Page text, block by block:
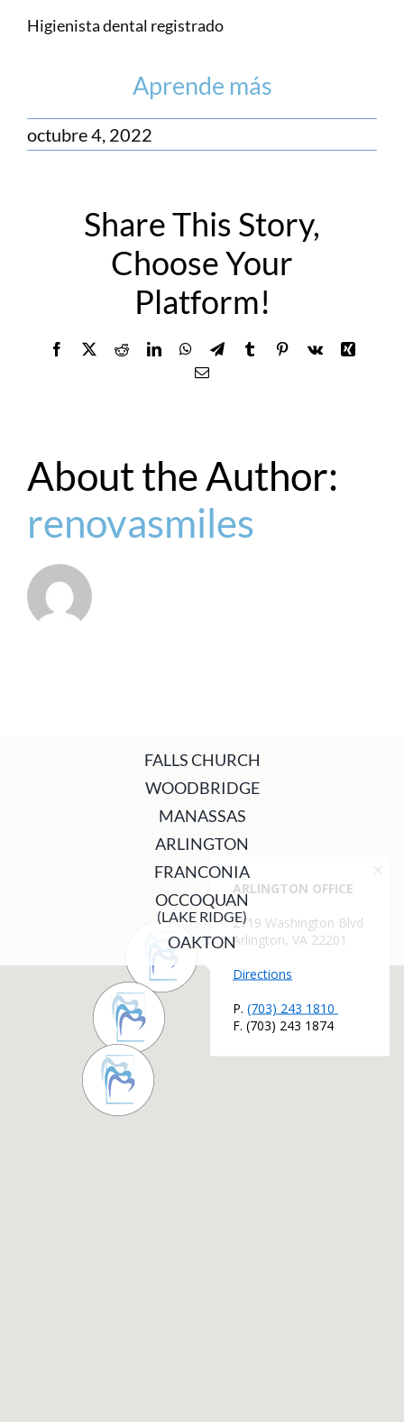
Higienista dental registrado
Aprende más
octubre 4, 2022
Share This Story,
Choose Your
Platform!
Facebook
X RedditLinkedInWhatsApp
TelegramTumblrPinterest
Vk
Xing
Email
About the Author:
renovasmiles
FALLS CHURCH
WOODBRIDGE
MANASSAS
ARLINGTON
FRANCONIA
OCCOQUAN
(LAKE RIDGE)
OAKTON